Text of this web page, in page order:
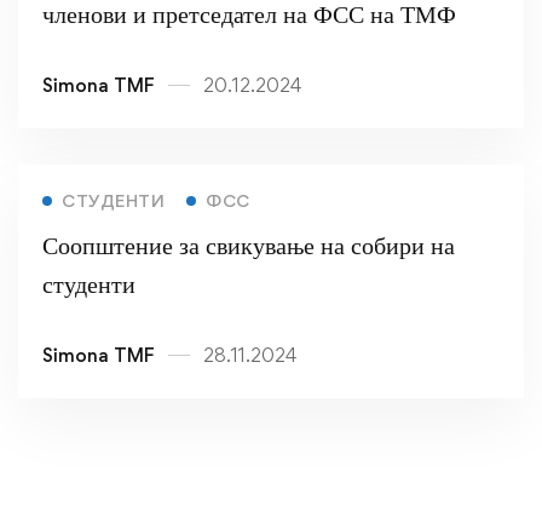
членови и претседател на ФСС на ТМФ
Simona TMF 20.12.2024
СТУДЕНТИ ФСС
Соопштение за свикување на собири на
студенти
Simona TMF 28.11.2024